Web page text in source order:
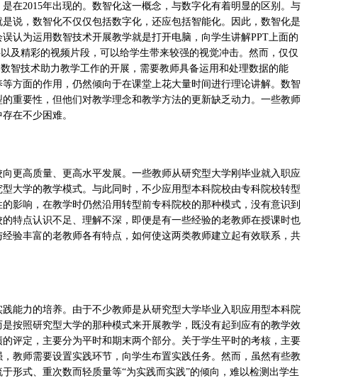
在2015年出现的。数智化这一概念，与数字化有着明显的区别。与
说，数智化不仅仅包括数字化，还应包括智能化。因此，数智化是
认为运用数智技术开展教学就是打开电脑，向学生讲解PPT上面的
及精彩的视频片段，可以给学生带来较强的视觉冲击。然而，仅仅
智技术助力教学工作的开展，需要教师具备运用和处理数据的能
方面的作用，仍然倾向于在课堂上花大量时间进行理论讲解。数智
重要性，但他们对教学理念和教学方法的更新缺乏动力。一些教师
在不少困难。
更高质量、更高水平发展。一些教师从研究型大学刚毕业就入职应
大学的教学模式。与此同时，不少应用型本科院校由专科院校转型
影响，在教学时仍然沿用转型前专科院校的那种模式，没有意识到
特点认识不足、理解不深，即便是有一些经验的老教师在授课时也
验丰富的老教师各有特点，如何使这两类教师建立起有效联系，共
能力的培养。由于不少教师是从研究型大学毕业入职应用型本科院
按照研究型大学的那种模式来开展教学，既没有起到应有的教学效
评定，主要分为平时和期末两个部分。关于学生平时的考核，主要
教师需要设置实践环节，向学生布置实践任务。然而，虽然有些教
形式、重次数而轻质量等“为实践而实践”的倾向，难以检测出学生